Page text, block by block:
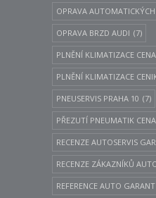
OPRAVA
OPRAVA BRZD AUDI (7)
PLNĚNÍ KLIMATIZACE CENA
PLNĚNÍ KLIMATIZACE
PNEUSERVIS PRAHA 10 (7)
PŘEZUTÍ PNEUMATIK CENA
RECENZE AUTOSERVIS
RECENZE ZÁKAZNÍKŮ
REFERENCE AUTO GARANT